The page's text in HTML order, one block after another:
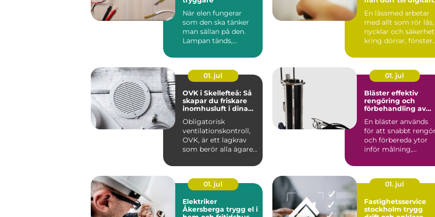
När elen fungerar
som den ska tänker
man sällan på den.
Lampan tänds,
igång och p...
En låssmed arbetar
med allt som rör lås,
nycklar och säkerhet
kring dörrar, fönster
01. jul
OVK i Skellefteå: Så
skapar du friskare
inomhusluft i dina
Obligatorisk
ventilationskontroll,
OVK, är ett lagkrav
som berör alla ägare
01. jul
Bläster effektiv
rengöring och
förbehandling av
En bläster används
för att snabbt
och förbereda ytor
inför målning,
be...
01. jul
Elektriker
Åkersberga trygg el i
01. jul
Fastighetsservice
stockholm trygg